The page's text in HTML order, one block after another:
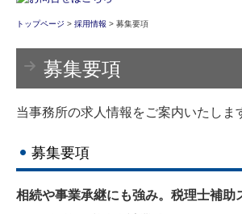
書面添付制度のご紹介
TKCシステムのご紹介
資産オーナーの方へ
相続税申告
トップページ > 採用情報 > 募集要項
募集要項
当事務所の求人情報をご案内いたしま
募集要項
相続や事業承継にも強み。税理士補助